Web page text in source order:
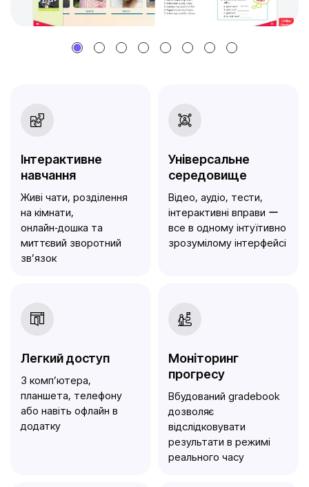
Інтерактивне
навчання
Живі чати, розділення
на кімнати,
онлайн‑дошка та
миттєвий зворотний
зв’язок
Універсальне
середовище
Відео, аудіо, тести,
інтерактивні вправи ー
все в одному інтуїтивно
зрозумілому інтерфейсі
Легкий доступ
З комп’ютера,
планшета, телефону
або навіть офлайн в
додатку
Моніторинг
прогресу
Вбудований gradebook
дозволяє
відслідковувати
результати в режимі
реального часу